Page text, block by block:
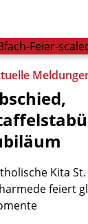
Kita
feiert